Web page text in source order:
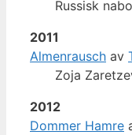
Russisk
2011
Almenrausch av
Zoja
2012
Dommer Hamre